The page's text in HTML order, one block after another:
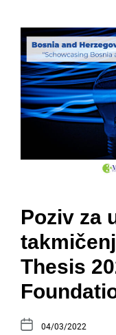
Poziv za
Thesis
04/03/2022